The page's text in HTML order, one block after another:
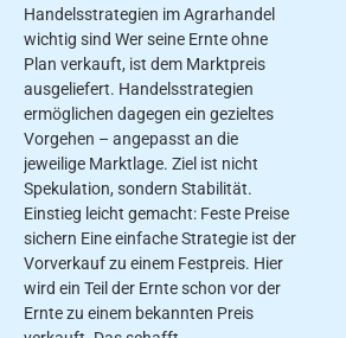
Handelsstrategien im Agrarhandel
wichtig sind Wer seine Ernte ohne
Plan verkauft, ist dem Marktpreis
ausgeliefert. Handelsstrategien
ermöglichen dagegen ein gezieltes
Vorgehen – angepasst an die
jeweilige Marktlage. Ziel ist nicht
Spekulation, sondern Stabilität.
Einstieg leicht gemacht: Feste Preise
sichern Eine einfache Strategie ist der
Vorverkauf zu einem Festpreis. Hier
wird ein Teil der Ernte schon vor der
Ernte zu einem bekannten Preis